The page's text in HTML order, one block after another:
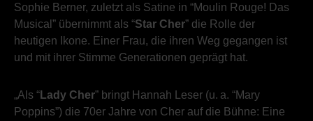
Sophie Berner, zuletzt als Satine in “Moulin Rouge! Das
Musical” übernimmt als “Star Cher” die Rolle der
heutigen Ikone. Einer Frau, die ihren Weg gegangen ist
und mit ihrer Stimme Generationen geprägt hat.
„Als “Lady Cher” bringt Hannah Leser (u. a. “Mary
Poppins”) die 70er Jahre von Cher auf die Bühne: Eine